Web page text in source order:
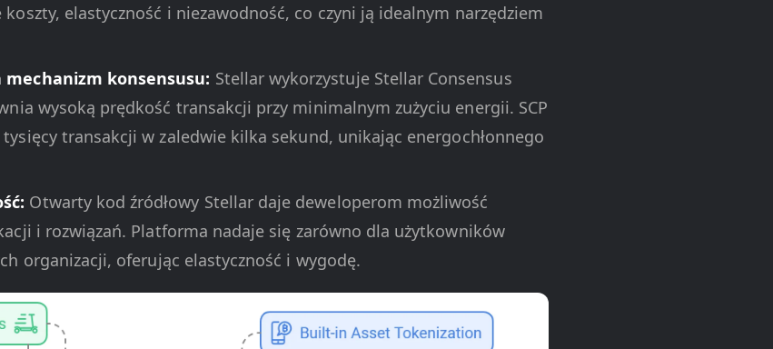
elastyczność i niezawodność, co czyni ją idealnym narzędziem
mechanizm konsensusu: Stellar wykorzystuje Stellar Consensus
wysoką prędkość transakcji przy minimalnym zużyciu energii. SCP
transakcji w zaledwie kilka sekund, unikając energochłonnego
Otwarty kod źródłowy Stellar daje deweloperom możliwość
i rozwiązań. Platforma nadaje się zarówno dla użytkowników
organizacji, oferując elastyczność i wygodę.